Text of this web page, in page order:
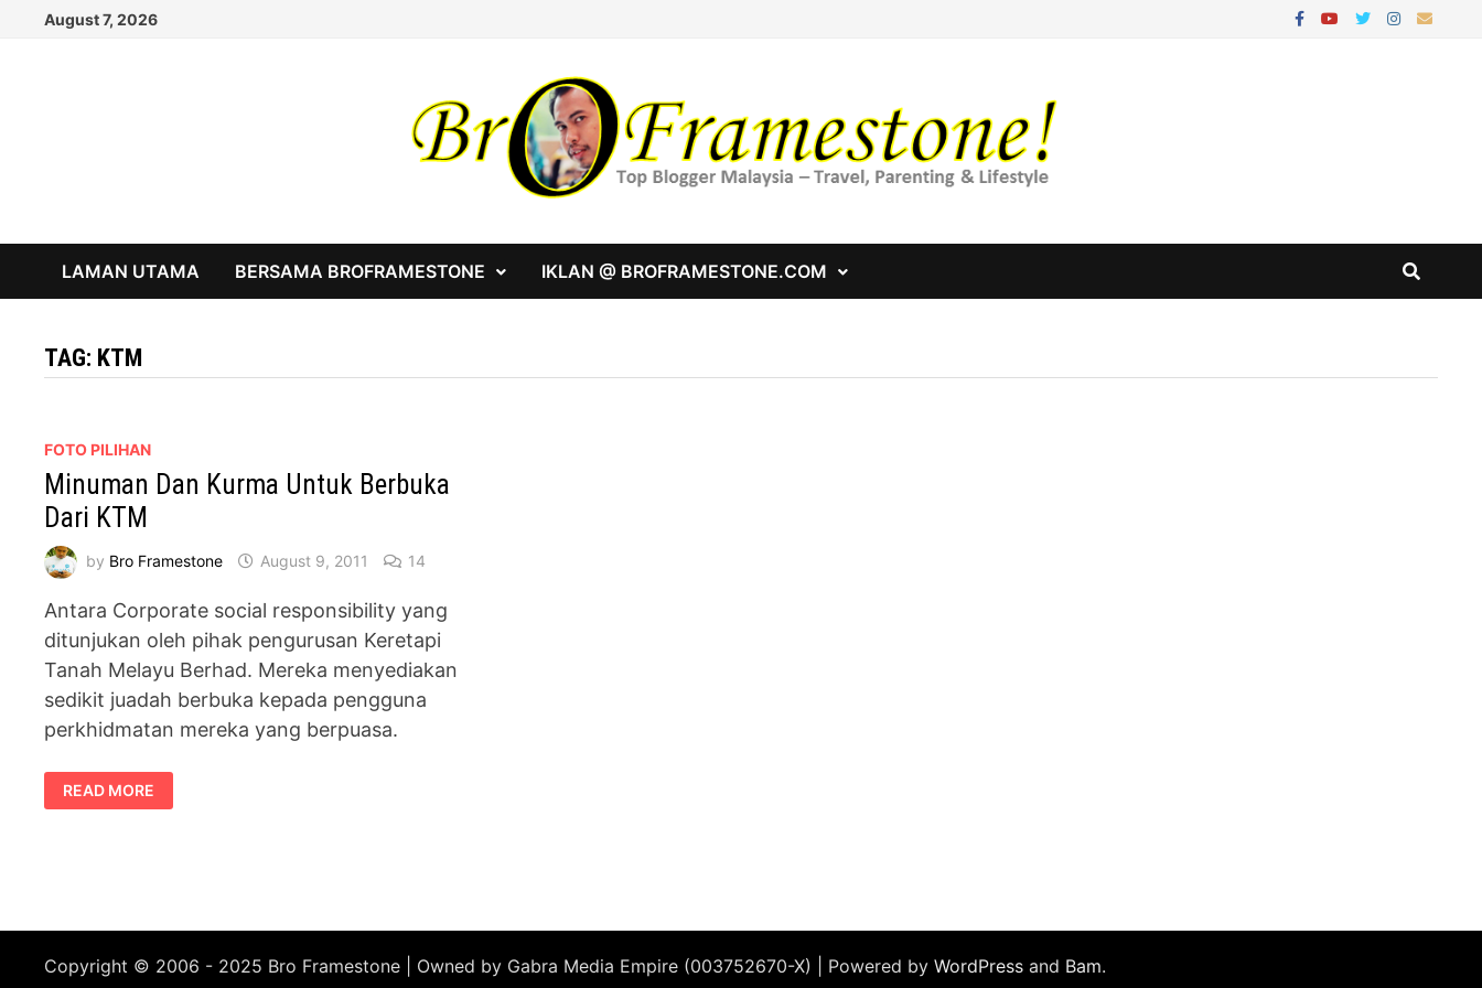
August 7, 2026
LAMAN UTAMA BERSAMA BROFRAMESTONE IKLAN @ BROFRAMESTONE.COM
TAG: KTM
FOTO PILIHAN
Minuman Dan Kurma Untuk Berbuka
Dari KTM
by Bro Framestone August 9, 2011 14
Antara Corporate social responsibility yang
ditunjukan oleh pihak pengurusan Keretapi
Tanah Melayu Berhad. Mereka menyediakan
sedikit juadah berbuka kepada pengguna
perkhidmatan mereka yang berpuasa.
MINUMAN
DAN
KURMA
READ MORE
Copyright © 2006 - 2025 Bro Framestone | Owned by Gabra Media Empire (003752670-X) | Powered byWordPress and Bam.